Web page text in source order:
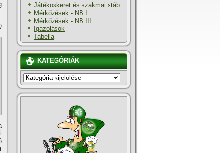
Játékoskeret és szakmai stáb
Mérkőzések - NB I
Mérkőzések - NB III
Igazolások
Tabella
KATEGÓRIÁK
KATEGÓRIÁK